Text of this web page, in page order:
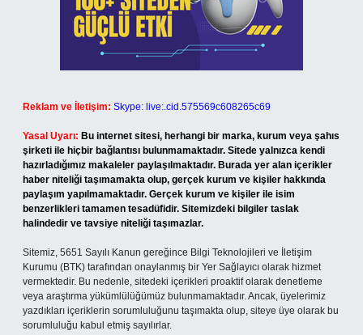
Reklam ve İletişim: Skype: live:.cid.575569c608265c69
Yasal Uyarı: Bu internet sitesi, herhangi bir marka, kurum veya şahıs
şirketi ile hiçbir bağlantısı bulunmamaktadır. Sitede yalnızca kendi
hazırladığımız makaleler paylaşılmaktadır. Burada yer alan içerikler
haber niteliği taşımamakta olup, gerçek kurum ve kişiler hakkında
paylaşım yapılmamaktadır. Gerçek kurum ve kişiler ile isim
benzerlikleri tamamen tesadüfidir. Sitemizdeki bilgiler taslak
halindedir ve tavsiye niteliği taşımazlar.
Sitemiz, 5651 Sayılı Kanun gereğince Bilgi Teknolojileri ve İletişim
Kurumu (BTK) tarafından onaylanmış bir Yer Sağlayıcı olarak hizmet
vermektedir. Bu nedenle, sitedeki içerikleri proaktif olarak denetleme
veya araştırma yükümlülüğümüz bulunmamaktadır. Ancak, üyelerimiz
yazdıkları içeriklerin sorumluluğunu taşımakta olup, siteye üye olarak bu
sorumluluğu kabul etmiş sayılırlar.